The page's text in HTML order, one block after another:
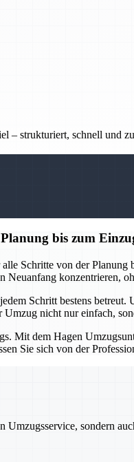
– strukturiert, schnell und
bis zum
Schritte von der
konzentrieren,
Schritt bestens betreut.
nicht nur einfach,
dem Hagen
Sie sich von der
sondern